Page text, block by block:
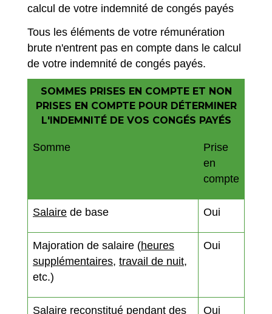
calcul de votre indemnité de congés payés
Tous les éléments de votre rémunération
brute n'entrent pas en compte dans le calcul
de votre indemnité de congés payés.
SOMMES PRISES EN COMPTE ET NON
PRISES EN COMPTE POUR DÉTERMINER
L'INDEMNITÉ DE VOS CONGÉS PAYÉS
Somme
Prise
en
compte
Salaire de base Oui
Majoration de salaire (heures
supplémentaires, travail de nuit,
etc.)
Oui
Salaire reconstitué pendant des
Oui